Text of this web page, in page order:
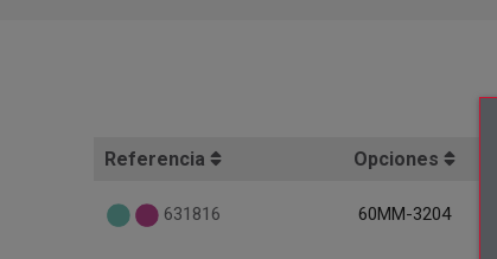
Referencia Opciones
631816 60MM-3204